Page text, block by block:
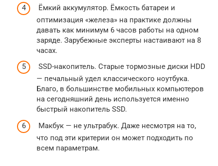
Ёмкий аккумулятор. Ёмкость батареи и
оптимизация «железа» на практике должны
давать как минимум 6 часов работы на одном
заряде. Зарубежные эксперты настаивают на 8
часах.
SSD-накопитель. Старые тормозные диски HDD
— печальный удел классического ноутбука.
Благо, в большинстве мобильных компьютеров
на сегодняшний день используется именно
быстрый накопитель SSD.
Макбук — не ультрабук. Даже несмотря на то,
что под эти критерии он может подходить по
всем параметрам.